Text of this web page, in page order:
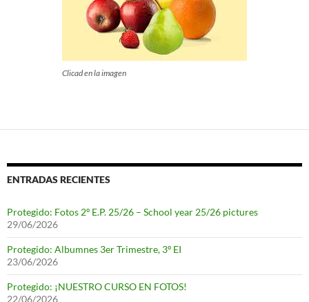
Clicad en la imagen
ENTRADAS RECIENTES
Protegido: Fotos 2º E.P. 25/26 – School year 25/26 pictures
29/06/2026
Protegido: Albumnes 3er Trimestre, 3º EI
23/06/2026
Protegido: ¡NUESTRO CURSO EN FOTOS!
22/06/2026